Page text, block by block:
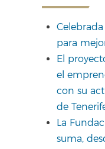
para
El
el
con su
de
La
suma,